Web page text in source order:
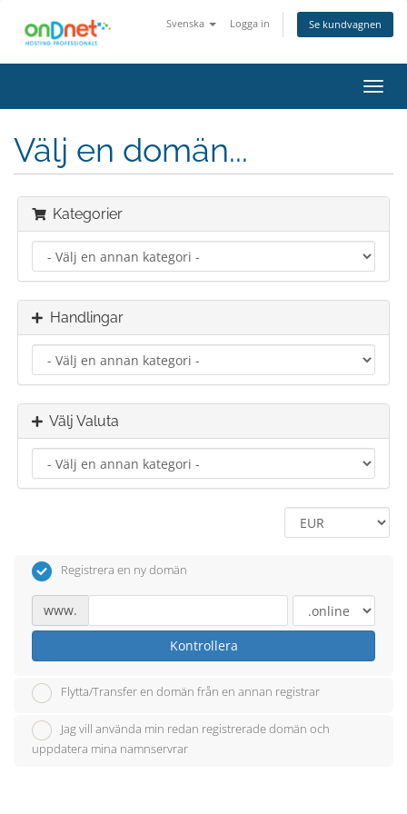
Svenska Logga in Se kundvagnen
Växla
Välj en domän...
Kategorier
Handlingar
Välj Valuta
Registrera en ny domän
www.
Kontrollera
Flytta/Transfer en domän från en annan registrar
Jag vill använda min redan registrerade domän och
uppdatera mina namnservrar